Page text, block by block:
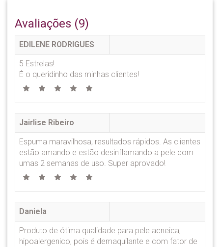
Avaliações (9)
EDILENE RODRIGUES
5 Estrelas!
É o queridinho das minhas clientes!
Jairlise Ribeiro
Espuma maravilhosa, resultados rápidos. As clientes
estão amando e estão desinflamando a pele com
umas 2 semanas de uso. Super aprovado!
Daniela
Produto de ótima qualidade para pele acneica,
hipoalergenico, pois é demaquilante e com fator de